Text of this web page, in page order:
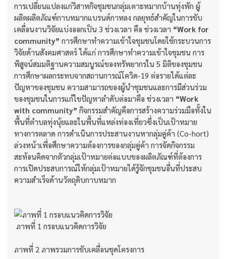
การเปลี่ยนแปลงแก่วิสาหกิจชุมชนกลุ่มเตาะหมากบ้านทุ่งพัก ผู้
ผลิตผลิตภัณฑ์กาบหมากแบรนด์กาหลง กลยุทธ์สำคัญในการขับ
เคลื่อนงานวิจัยแบ่งออกเป็น 3 ช่วงเวลา คือ ช่วงเวลา “Work for
community” การศึกษาทำความเข้าใจชุมชนโดยใช้กระบวนการ
วิจัยด้านสังคมศาสตร์ ได้แก่ การศึกษาทำความเข้าใจชุมชน การ
พิสูจน์สมมติฐานความสมบูรณ์ของทรัพยากรใน 5 มิติของชุมชน
การศึกษาผลกระทบจากสถานการณ์โควิด-19 ต่อรายได้แต่ละ
ปัญหาของชุมชน ความสามารถของผู้นำชุมชนและการมีส่วนร่วม
ของชุมชนในการแก้ไขปัญหาลำดับต่อมาคือ ช่วงเวลา “Work
with community” กิจกรรมสำคัญคือการสร้างความร่วมมือทั้งใน
พื้นที่ตำบลทุ่งนุ้ยและในพื้นที่แหล่งท่องเที่ยวซึ่งเป็นเป้าหมาย
ทางการตลาด การดำเนินการประสานงานหากลุ่มคู่ค้า (Co-hort)
ล่วงหน้าเพื่อศึกษาความต้องการของกลุ่มคู่ค้า การจัดกิจกรรม
สะท้อนคิดจากตัวกลุ่มเป้าหมายต่อแบบของผลิตภัณฑ์ที่ต้องการ
การเปิดประสบการณ์ให้กลุ่มเป้าหมายได้รู้จักชุมชนอื่นที่ประสบ
ความสำเร็จด้านวัตถุดิบกาบหมาก
ภาพที่ 1 กรอบแนวคิดการวิจัย
ภาพที่ 2 ภาพรวมการขับเคลื่อนชุดโครงการ